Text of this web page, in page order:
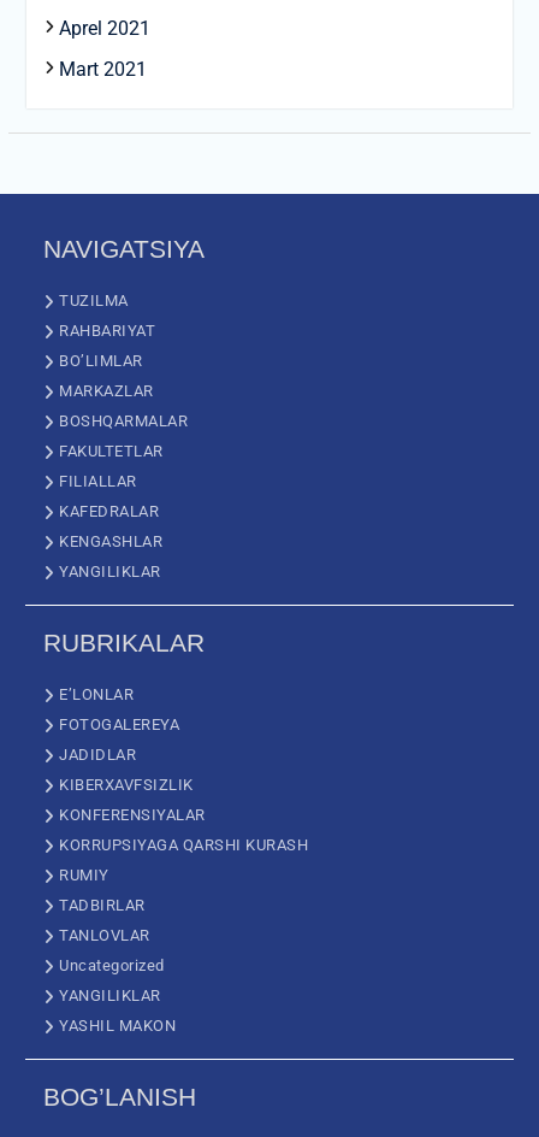
Aprel 2021
Mart 2021
NAVIGATSIYA
TUZILMA
RAHBARIYAT
BO’LIMLAR
MARKAZLAR
BOSHQARMALAR
FAKULTETLAR
FILIALLAR
KAFEDRALAR
KENGASHLAR
YANGILIKLAR
RUBRIKALAR
E’LONLAR
FOTOGALEREYA
JADIDLAR
KIBERXAVFSIZLIK
KONFERENSIYALAR
KORRUPSIYAGA QARSHI KURASH
RUMIY
TADBIRLAR
TANLOVLAR
Uncategorized
YANGILIKLAR
YASHIL MAKON
BOG’LANISH